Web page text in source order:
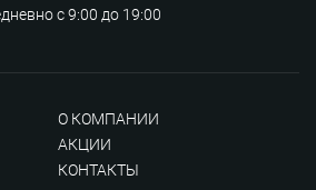
с 9:00 до 19:00
О КОМПАНИИ
АКЦИИ
КОНТАКТЫ